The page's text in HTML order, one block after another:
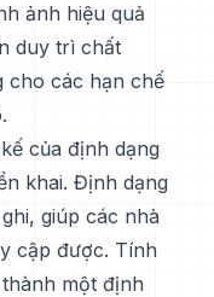
ảnh hiệu quả
duy trì chất
cho các hạn chế
của định dạng
khai. Định dạng
giúp các nhà
cập được. Tính
một định